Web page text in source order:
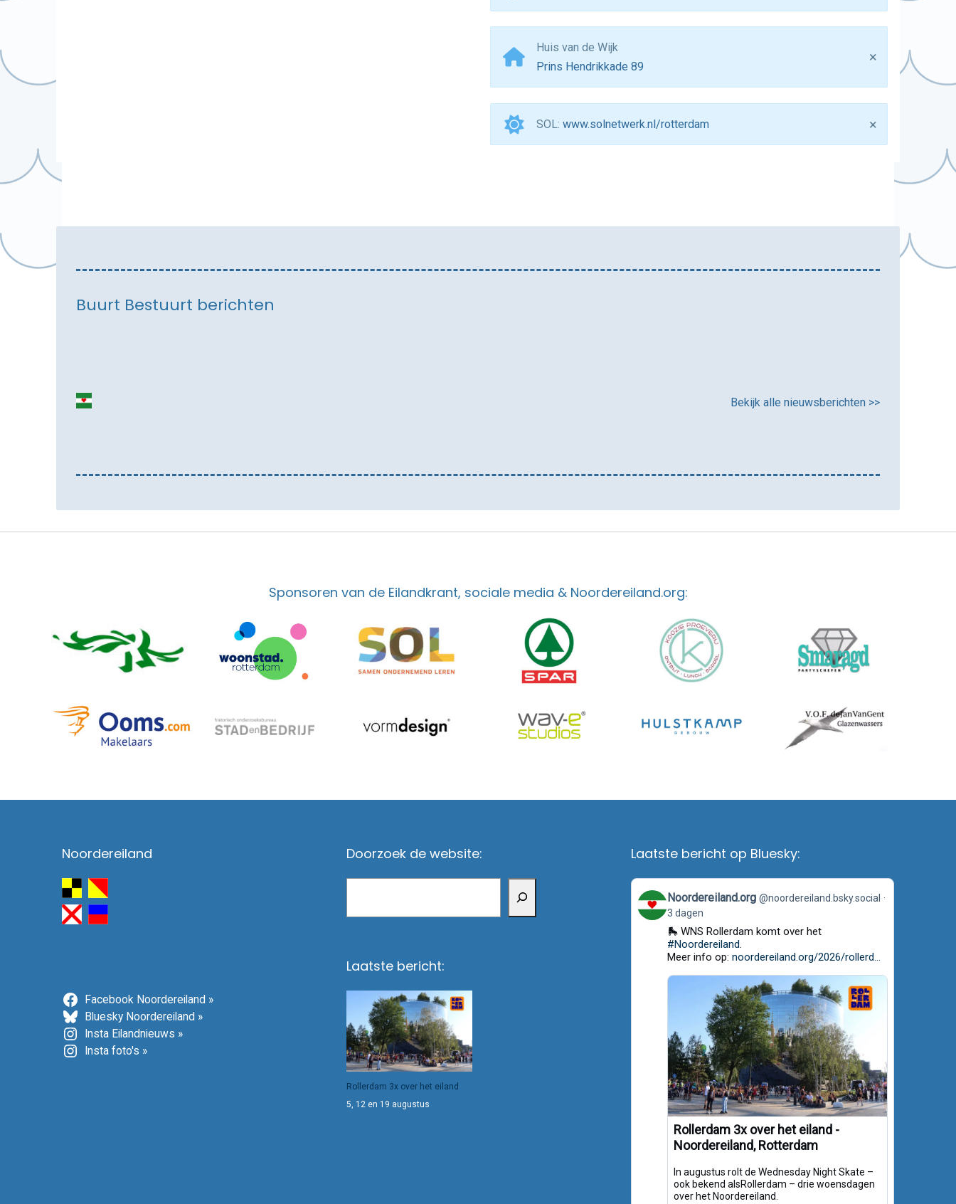
×
Huis van de Wijk
Prins Hendrikkade 89
×
SOL: www.solnetwerk.nl/rotterdam
Buurt Bestuurt berichten
Bekijk alle nieuwsberichten >>
Sponsoren van de Eilandkrant, sociale media & Noordereiland.org:
Noordereiland
Facebook Noordereiland »
Bluesky Noordereiland »
Insta Eilandnieuws »
Insta foto's »
Doorzoek de website:
Laatste bericht:
Rollerdam 3x over het eiland
5, 12 en 19 augustus
Laatste bericht op Bluesky:
View
post
by
Noordereiland.org
Noordereiland.org @noordereiland.bsky.social
3 dagen
🛼 WNS Rollerdam komt over het
#Noordereiland.
Meer info op: noordereiland.org/2026/rollerd...
Rollerdam 3x over het eiland -
Noordereiland, Rotterdam
In augustus rolt de Wednesday Night Skate –
ook bekend alsRollerdam – drie woensdagen
over het Noordereiland.